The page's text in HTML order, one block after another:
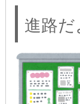
進路